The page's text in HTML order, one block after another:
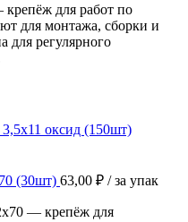
для работ по
для монтажа, сборки и
для регулярного
(30шт) 63,00 ₽ / за упак
— крепёж для